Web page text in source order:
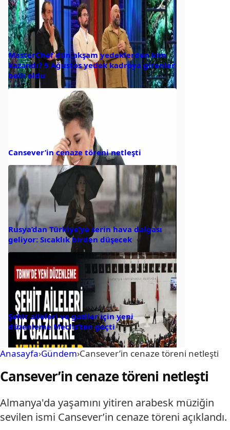
MasterChef dün akşam yedeklerden kim
kazandı? 9 Ağustos yedek kadroya girenler
belli oldu
Cansever’in cenaze töreni netleşti
Rusya’dan Türkiye’ye serin hava dalgası
geliyor: Sıcaklık birden düşecek
Şehit aileleri ve gaziler için yeni
düzenleme Meclis’ten geçti
Anasayfa›Gündem›Cansever’in cenaze töreni netleşti
Cansever’in cenaze töreni netleşti
Almanya'da yaşamını yitiren arabesk müziğin
sevilen ismi Cansever’in cenaze töreni açıklandı.